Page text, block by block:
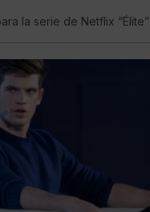
la serie de Netflix “Élite”